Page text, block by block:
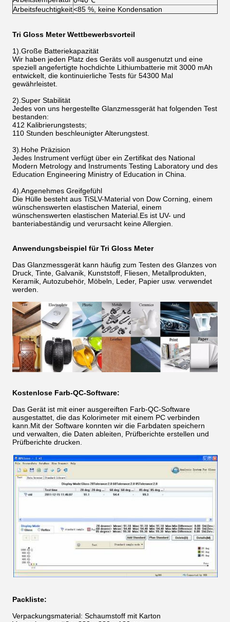
Arbeitsfeuchtigkeit<85 %, keine Kondensation
Tri Gloss Meter Wettbewerbsvorteil
1).Große Batteriekapazität
Wir haben jeden Platz des Geräts voll ausgenutzt und eine
speziell angefertigte hochdichte Lithiumbatterie mit 3000 mAh
entwickelt, die kontinuierliche Tests für 54300 Mal
gewährleistet.
2).Super Stabilität
Jedes von uns hergestellte Glanzmessgerät hat folgenden Test
bestanden:
412 Kalibrierungstests;
110 Stunden beschleunigter Alterungstest.
3).Hohe Präzision
Jedes Instrument verfügt über ein Zertifikat des National
Modern Metrology and Instruments Testing Laboratory und des
Education Engineering Ministry of Education in China.
4).Angenehmes Greifgefühl
Die Hülle besteht aus TiSLV-Material von Dow Corning, einem
wünschenswerten elastischen Material, einem
wünschenswerten elastischen Material.Es ist UV- und
banteriabeständig und verursacht keine Allergien.
Anwendungsbeispiel für Tri Gloss Meter
Das Glanzmessgerät kann häufig zum Testen des Glanzes von
Druck, Tinte, Galvanik, Kunststoff, Fliesen, Metallprodukten,
Keramik, Autozubehör, Möbeln, Leder, Papier usw. verwendet
werden.
Kostenlose Farb-QC-Software:
Das Gerät ist mit einer ausgereiften Farb-QC-Software
ausgestattet, die das Kolorimeter mit einem PC verbinden
kann.Mit der Software konnten wir die Farbdaten speichern
und verwalten, die Daten ableiten, Prüfberichte erstellen und
Prüfberichte drucken.
Packliste:
Verpackungsmaterial: Schaumstoff mit Karton